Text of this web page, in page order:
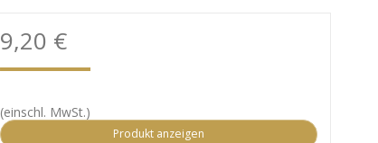
9,20 €
(einschl. MwSt.)
Produkt anzeigen